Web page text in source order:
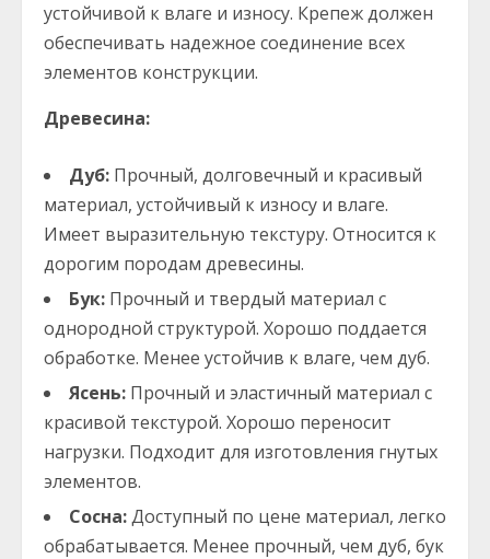
устойчивой к влаге и износу. Крепеж должен
обеспечивать надежное соединение всех
элементов конструкции.
Древесина:
Дуб: Прочный, долговечный и красивый
материал, устойчивый к износу и влаге.
Имеет выразительную текстуру. Относится к
дорогим породам древесины.
Бук: Прочный и твердый материал с
однородной структурой. Хорошо поддается
обработке. Менее устойчив к влаге, чем дуб.
Ясень: Прочный и эластичный материал с
красивой текстурой. Хорошо переносит
нагрузки. Подходит для изготовления гнутых
элементов.
Сосна:Доступный по цене материал, легко
обрабатывается. Менее прочный, чем дуб, бук